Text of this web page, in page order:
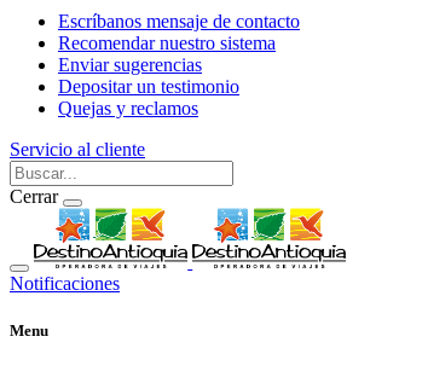
Escríbanos mensaje de contacto
Recomendar nuestro sistema
Enviar sugerencias
Depositar un testimonio
Quejas y reclamos
Servicio al cliente
Cerrar
Notificaciones
Menu